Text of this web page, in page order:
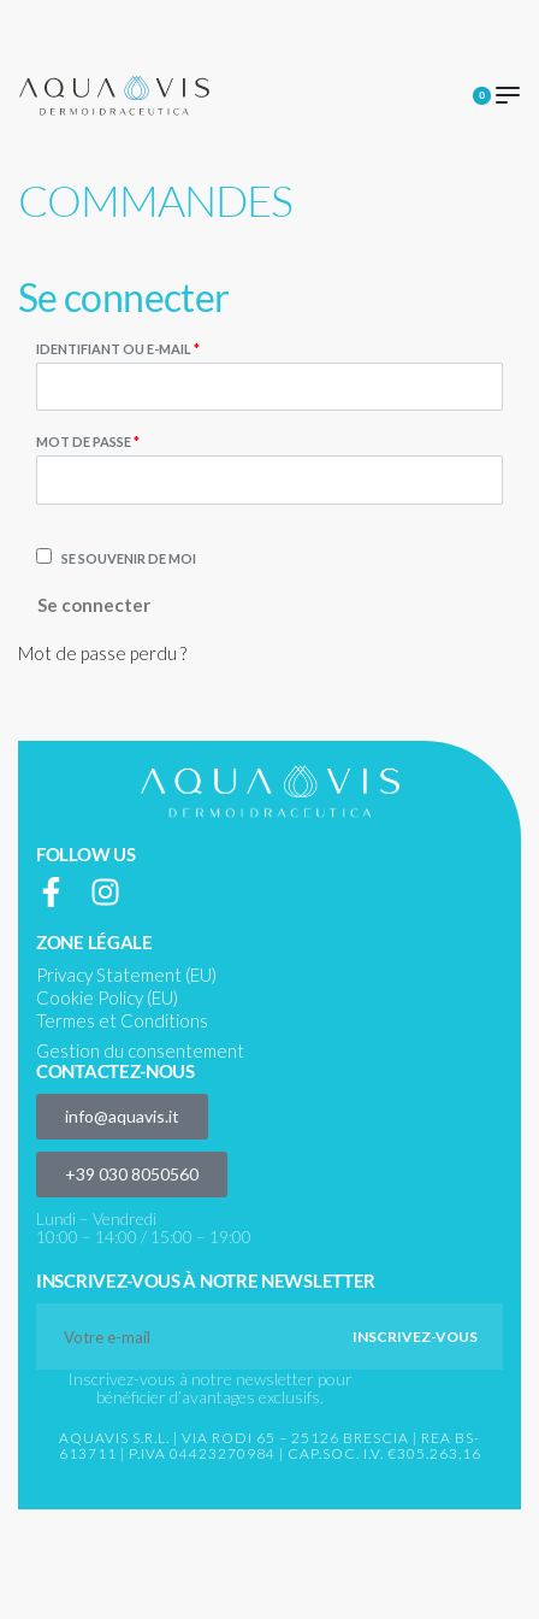
0
COMMANDES
Se connecter
IDENTIFIANT OU E-MAIL *
MOT DE PASSE*
SE SOUVENIR DE MOI
Se connecter
Mot de passe perdu ?
FOLLOW US
ZONE LÉGALE
Privacy Statement (EU)
Cookie Policy (EU)
Termes et Conditions
Gestion du consentement
CONTACTEZ-NOUS
info@aquavis.it
‎+39 030 8050560
Lundi – Vendredi
10:00 – 14:00 / 15:00 – 19:00
INSCRIVEZ-VOUS À NOTRE NEWSLETTER
Inscrivez-vous à notre newsletter pour
bénéficier d’avantages exclusifs.
AQUAVIS S.R.L. | VIA RODI 65 – 25126 BRESCIA | REA BS-
613711 | P.IVA 04423270984 | CAP.SOC. I.V. €305.263,16